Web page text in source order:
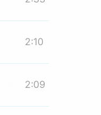
2:10
2:09